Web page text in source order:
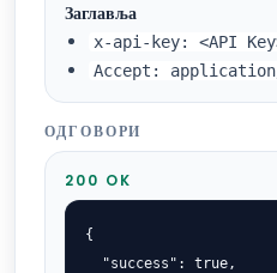
Заглавља
x-api-key: <API
Accept:
ОДГОВОРИ
200 OK
{
  "success": true,